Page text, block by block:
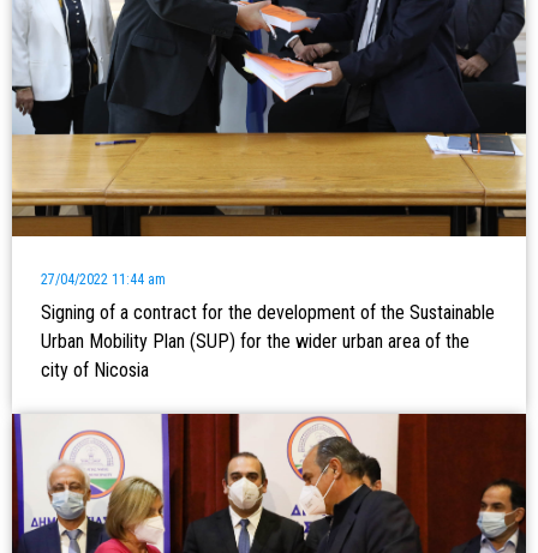
27/04/2022 11:44 am
Signing of a contract for the development of the Sustainable
Urban Mobility Plan (SUP) for the wider urban area of the
city of Nicosia